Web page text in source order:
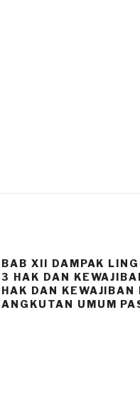
BAB XII DAMPAK
3 HAK DAN
HAK DAN KEWAJIBAN
ANGKUTAN UMUM